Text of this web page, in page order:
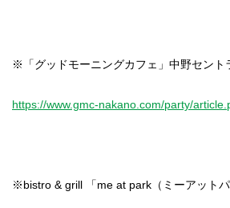
※「グッドモーニングカフェ」中野セント
https://www.gmc-nakano.com/party/
※bistro & grill 「me at park（ミーアットパ